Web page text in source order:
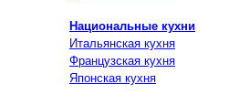
Национальные кухни
Итальянская кухня
Французская кухня
Японская кухня